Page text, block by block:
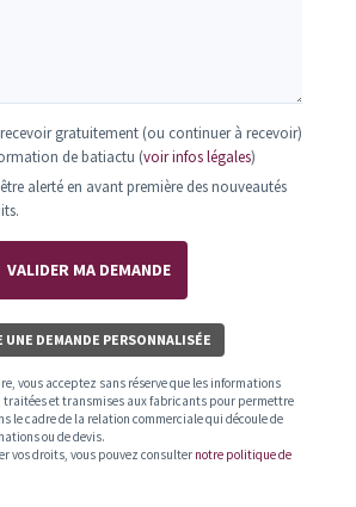
gratuitement (ou continuer à recevoir)
de batiactu (voir infos légales)
alerté en avant première des nouveautés
VALIDER MA DEMANDE
UNE DEMANDE PERSONNALISÉE
vous acceptez sans réserve que les informations
traitées et transmises aux fabricants pour permettre
le cadre de la relation commerciale qui découle de
ou de devis.
vos droits, vous pouvez consulter notre politique de